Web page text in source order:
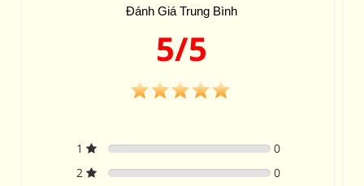
Đánh Giá Trung Bình
5/5
1
0
2
0